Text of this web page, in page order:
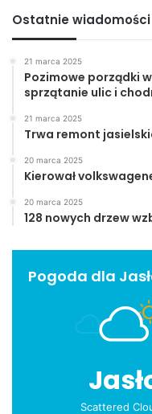
Ostatnie wiadomości
21 marca 2025
Pozimowe porządki
sprzątanie ulic i
21 marca 2025
Trwa remont
20 marca 2025
Kierował
20 marca 2025
128 nowych drzew
Pogoda dla
Scattered